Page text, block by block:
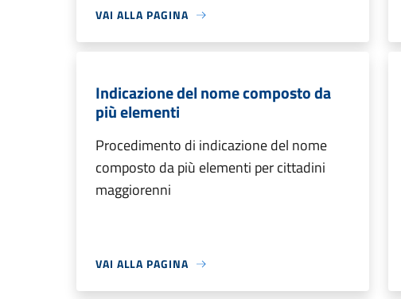
VAI ALLA PAGINA
Indicazione del nome composto da
più elementi
Procedimento di indicazione del nome
composto da più elementi per cittadini
maggiorenni
VAI ALLA PAGINA